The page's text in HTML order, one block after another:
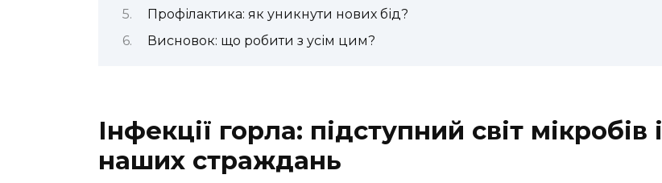
Профілактика: як уникнути нових бід?
Висновок: що робити з усім цим?
Інфекції горла: підступний світ мікробів і
наших страждань